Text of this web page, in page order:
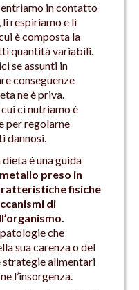
in contatto
li respiriamo e li
è composta la
quantità variabili.
se assunti in
conseguenze
ne è priva.
ci nutriamo è
per regolarne
dannosi.
è una guida
preso in
fisiche
di
che
sua carenza o del
strategie alimentari
l’insorgenza.